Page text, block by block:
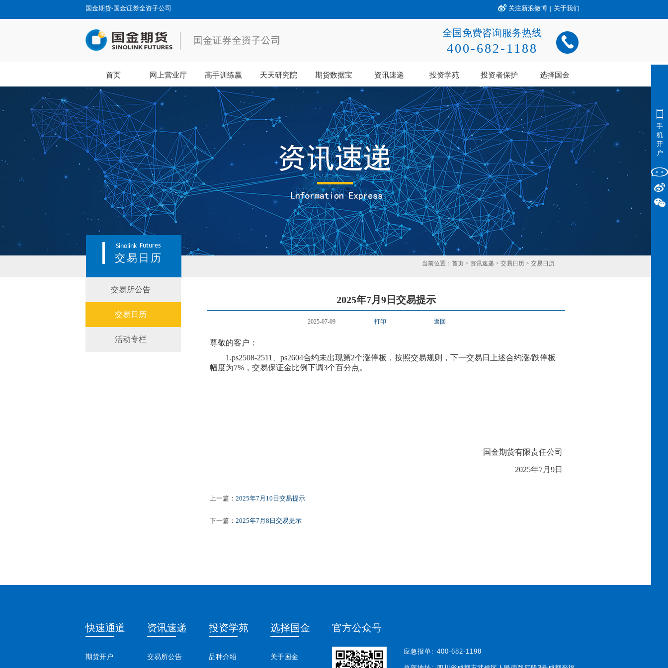
国金期货-国金证券全资子公司 关注新浪微博 | 关于我们
全国免费咨询服务热线
400-682-1188
首页 网上营业厅 高手训练赢 天天研究院 期货数据宝 资讯速递 投资学苑 投资者保护 选择国金
Sinolink Futures
交易日历 当前位置： 首页 > 资讯速递 > 交易日历 > 交易日历
交易所公告
交易日历
活动专栏
2025年7月9日交易提示
2025-07-09 打印 返回
尊敬的客户：
1.ps2508-2511、ps2604合约未出现第2个涨停板，按照交易规则，下一交易日上述合约涨/跌停板
幅度为7%，交易保证金比例下调3个百分点。
国金期货有限责任公司
2025年7月 9日
上一篇： 2025年7月10日交易提示
下一篇： 2025年7月8日交易提示
快速通道
期货开户
资讯速递
交易所公告
投资学苑
品种介绍
选择国金
关于国金
官方公众号
应急报单: 400-682-1198
手
机
开
户